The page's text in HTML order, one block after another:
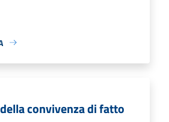
convivenza di fatto